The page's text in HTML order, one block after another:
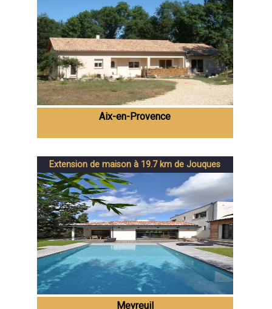
Aix-en-Provence
Extension de maison à 19.7 km de Jouques
Meyreuil